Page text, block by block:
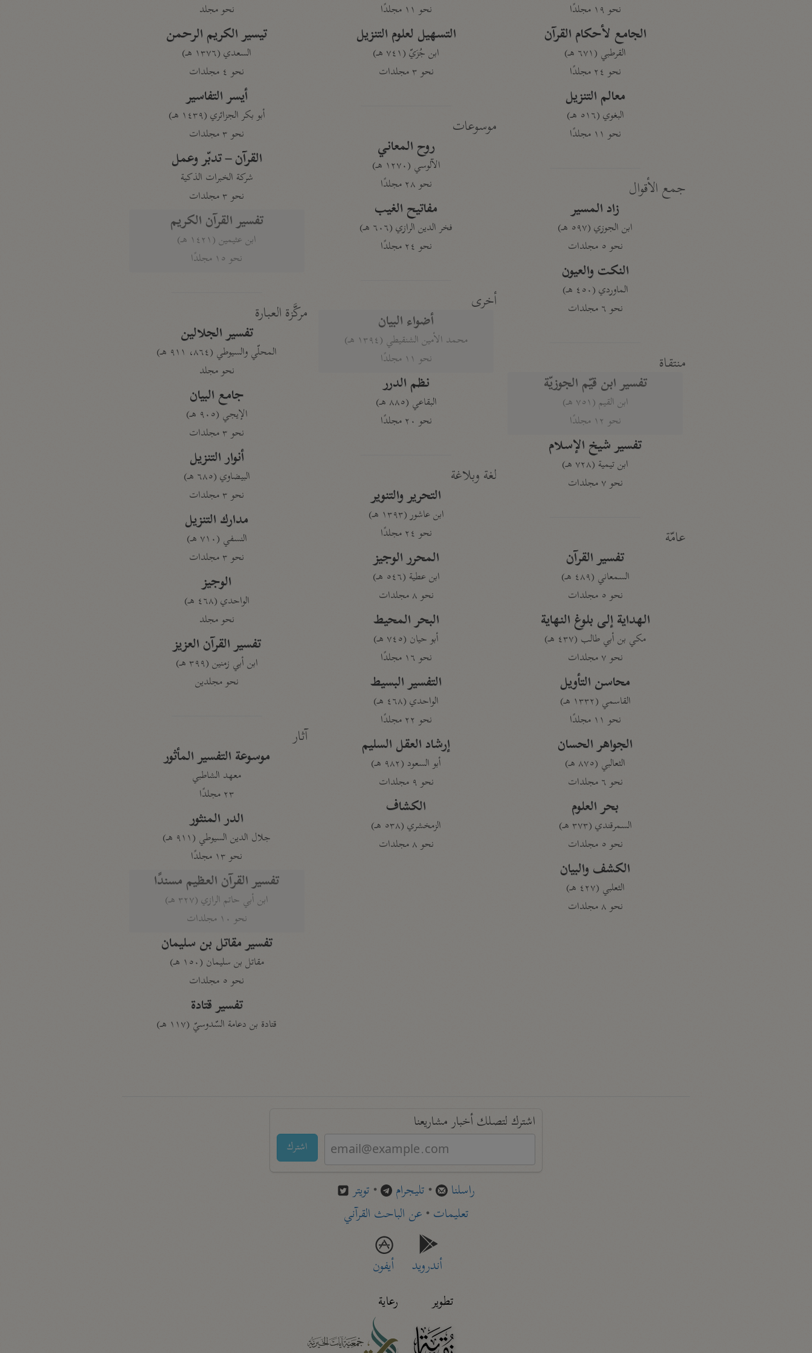
نحو ١٩ مجلدًا
الجامع لأحكام القرآن
القرطبي (٦٧١ هـ)
نحو ٢٤ مجلدًا
معالم التنزيل
البغوي (٥١٦ هـ)
نحو ١١ مجلدًا
جمع الأقوال
زاد المسير
ابن الجوزي (٥٩٧ هـ)
نحو ٥ مجلدات
النكت والعيون
الماوردي (٤٥٠ هـ)
نحو ٦ مجلدات
منتقاة
تفسير ابن قيّم الجوزيّة
ابن القيم (٧٥١ هـ)
نحو ١٢ مجلدًا
تفسير شيخ الإسلام
ابن تيمية (٧٢٨ هـ)
نحو ٧ مجلدات
عامّة
تفسير القرآن
السمعاني (٤٨٩ هـ)
نحو ٥ مجلدات
الهداية إلى بلوغ النهاية
مكي بن أبي طالب (٤٣٧ هـ)
نحو ٧ مجلدات
محاسن التأويل
القاسمي (١٣٣٢ هـ)
نحو ١١ مجلدًا
الجواهر الحسان
الثعالبي (٨٧٥ هـ)
نحو ٦ مجلدات
بحر العلوم
السمرقندي (٣٧٣ هـ)
نحو ٥ مجلدات
الكشف والبيان
الثعلبي (٤٢٧ هـ)
نحو ٨ مجلدات
نحو ١١ مجلدًا
التسهيل لعلوم التنزيل
ابن جُزَيّ (٧٤١ هـ)
نحو ٣ مجلدات
موسوعات
روح المعاني
الآلوسي (١٢٧٠ هـ)
نحو ٢٨ مجلدًا
مفاتيح الغيب
فخر الدين الرازي (٦٠٦ هـ)
نحو ٢٤ مجلدًا
أخرى
أضواء البيان
محمد الأمين الشنقيطي (١٣٩٤ هـ)
نحو ١١ مجلدًا
نظم الدرر
البقاعي (٨٨٥ هـ)
نحو ٢٠ مجلدًا
لغة وبلاغة
التحرير والتنوير
ابن عاشور (١٣٩٣ هـ)
نحو ٢٤ مجلدًا
المحرر الوجيز
ابن عطية (٥٤٦ هـ)
نحو ٨ مجلدات
البحر المحيط
أبو حيان (٧٤٥ هـ)
نحو ١٦ مجلدًا
التفسير البسيط
الواحدي (٤٦٨ هـ)
نحو ٢٢ مجلدًا
إرشاد العقل السليم
أبو السعود (٩٨٢ هـ)
نحو ٩ مجلدات
الكشاف
الزمخشري (٥٣٨ هـ)
نحو ٨ مجلدات
نحو مجلد
تيسير الكريم الرحمن
السعدي (١٣٧٦ هـ)
نحو ٤ مجلدات
أيسر التفاسير
أبو بكر الجزائري (١٤٣٩ هـ)
نحو ٣ مجلدات
القرآن – تدبّر وعمل
شركة الخبرات الذكية
نحو ٣ مجلدات
تفسير القرآن الكريم
ابن عثيمين (١٤٢١ هـ)
نحو ١٥ مجلدًا
مركَّزة العبارة
تفسير الجلالين
المحلّي والسيوطي (٨٦٤، ٩١١ هـ)
نحو مجلد
جامع البيان
الإيجي (٩٠٥ هـ)
نحو ٣ مجلدات
أنوار التنزيل
البيضاوي (٦٨٥ هـ)
نحو ٣ مجلدات
مدارك التنزيل
النسفي (٧١٠ هـ)
نحو ٣ مجلدات
الوجيز
الواحدي (٤٦٨ هـ)
نحو مجلد
تفسير القرآن العزيز
ابن أبي زمنين (٣٩٩ هـ)
نحو مجلدين
آثار
موسوعة التفسير المأثور
معهد الشاطبي
٢٣ مجلدًا
الدر المنثور
جلال الدين السيوطي (٩١١ هـ)
نحو ١٣ مجلدًا
تفسير القرآن العظيم مسندًا
ابن أبي حاتم الرازي (٣٢٧ هـ)
نحو ١٠ مجلدات
تفسير مقاتل بن سليمان
مقاتل بن سليمان (١٥٠ هـ)
نحو ٥ مجلدات
تفسير قتادة
قتادة بن دعامة السّدوسيّ (١١٧ هـ)
اشترك لتصلك أخبار مشاريعنا
اشترك
راسلنا • تليجرام • تويتر
تعليمات• عن الباحث القرآني
أندرويد
أيفون
تطوير
رعاية